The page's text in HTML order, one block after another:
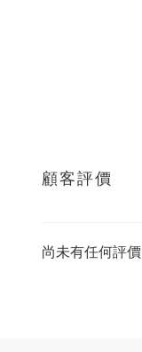
顧客評價
尚未有任何評價